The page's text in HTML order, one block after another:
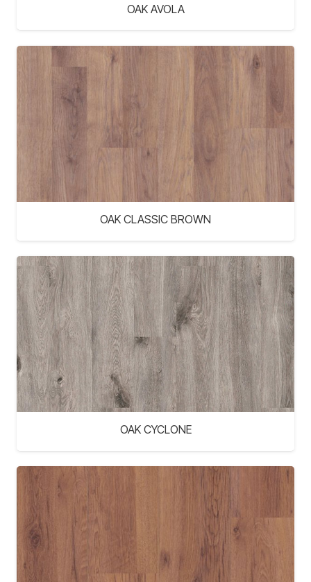
OAK AVOLA
OAK CLASSIC BROWN
OAK CYCLONE